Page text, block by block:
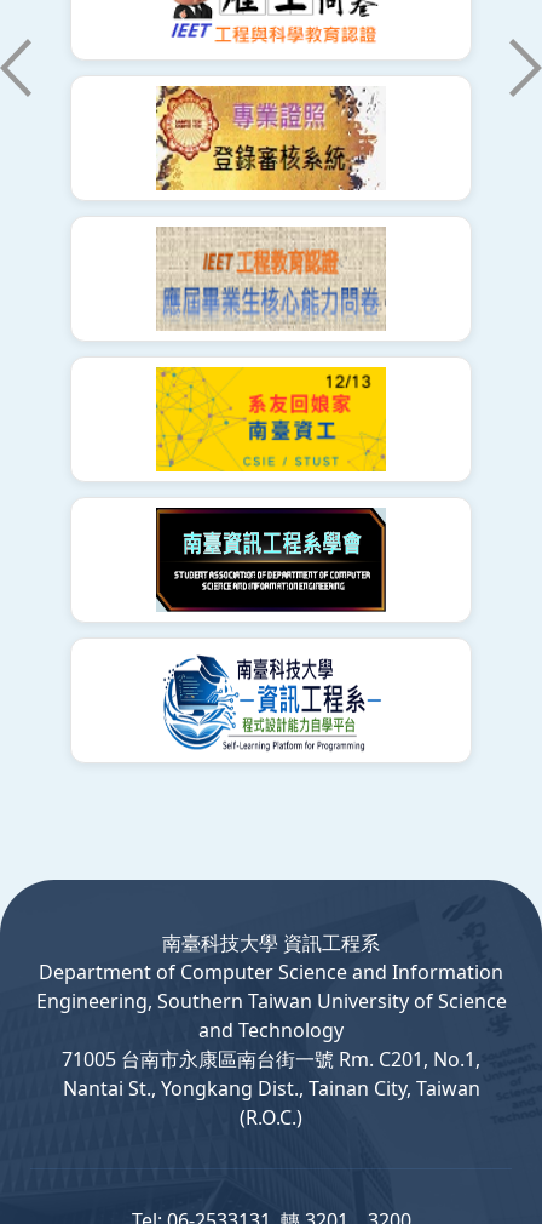
南臺科技大學 資訊工程系
Departmentof ComputerScience and Information
Engineering, Southern Taiwan University of Science
and Technology
71005 台南市永康區南台街一號 Rm. C201, No.1,
Nantai St., Yongkang Dist., Tainan City, Taiwan
(R.O.C.)